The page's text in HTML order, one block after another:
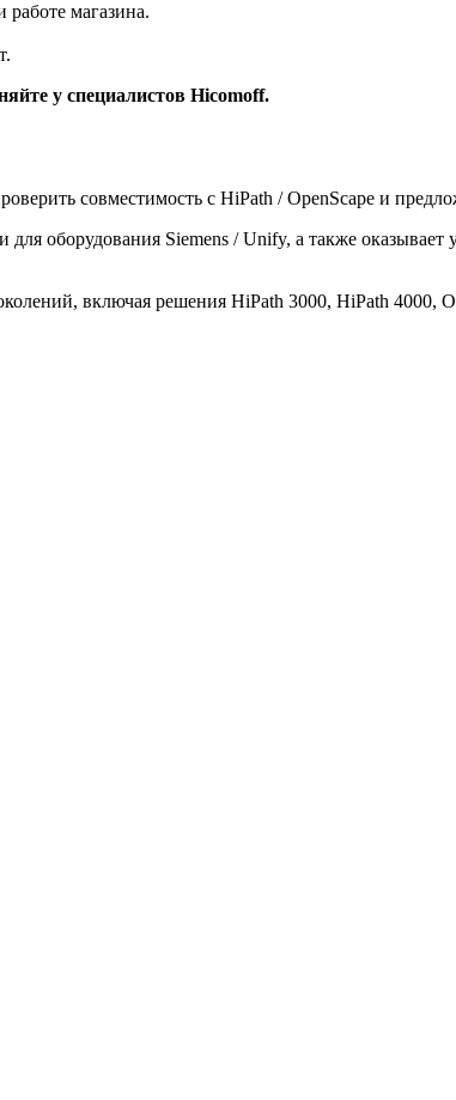
магазина.
у специалистов Hicomoff.
совместимость с HiPath / OpenScape и
оборудования Siemens / Unify, а также
включая решения HiPath 3000, HiPath 4000,